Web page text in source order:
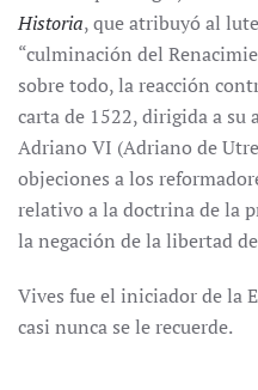
Historia, que atribuyó al
“culminación del
sobre todo, la reacción
carta de 1522, dirigida a su
Adriano VI (Adriano de
objeciones a los
relativo a la doctrina de la
la negación de la libertad
Vives fue el iniciador de la
casi nunca se le recuerde.